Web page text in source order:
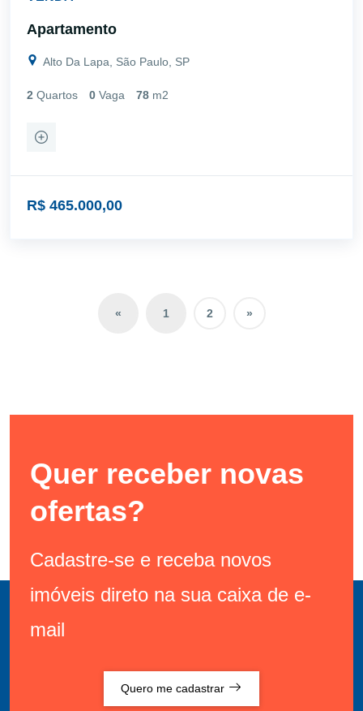
Apartamento
Alto Da Lapa, São Paulo, SP
2 Quartos 0 Vaga 78 m2
R$ 465.000,00
« 1 2 »
Quer receber novas
ofertas?
Cadastre-se e receba novos
imóveis direto na sua caixa de e-
mail
Quero me cadastrar